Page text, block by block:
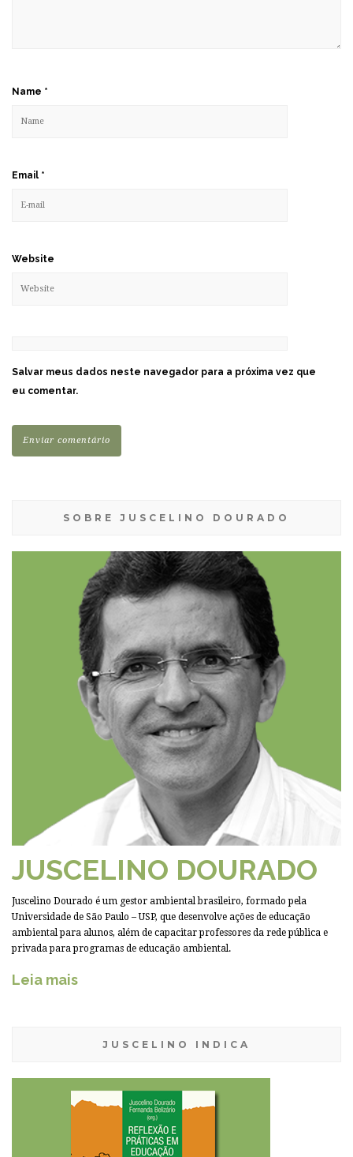
Name *
Email *
Website
Salvar meus dados neste navegador para a próxima vez que
eu comentar.
SOBRE JUSCELINO DOURADO
JUSCELINO DOURADO
Juscelino Dourado é um gestor ambiental brasileiro, formado pela
Universidade de São Paulo – USP, que desenvolve ações de educação
ambiental para alunos, além de capacitar professores da rede pública e
privada para programas de educação ambiental.
Leia mais
JUSCELINO INDICA